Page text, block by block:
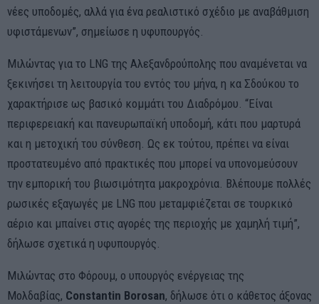
νέες υποδομές, αλλά για ένα ρεαλιστικό σχέδιο με αναβάθμιση
υφιστάμενων”, σημείωσε η υφυπουργός.
Μιλώντας για το LNG της Αλεξανδρούπολης που αναμένεται να
ξεκινήσει τη λειτουργία του εντός του μήνα, η κα Σδούκου το
χαρακτήρισε ως βασικό κομμάτι του Διαδρόμου. “Είναι
περιφερειακή και πανευρωπαϊκή υποδομή, κάτι που μαρτυρά
και η μετοχική του σύνθεση. Ως εκ τούτου, πρέπει να είναι
προστατευμένο από πρακτικές που μπορεί να υπονομεύσουν
την εμπορική του βιωσιμότητα μακροχρόνια. Βλέπουμε πολλές
ρωσικές εξαγωγές με LNG που μεταμφιέζεται σε τουρκικό
αέριο και μπαίνει στις αγορές της περιοχής με χαμηλή τιμή”,
δήλωσε σχετικά η υφυπουργός.
Μιλώντας στο Φόρουμ, ο υπουργός ενέργειας της
Μολδαβίας, Constantin Borosan, δήλωσε ότι ο κάθετος άξονας